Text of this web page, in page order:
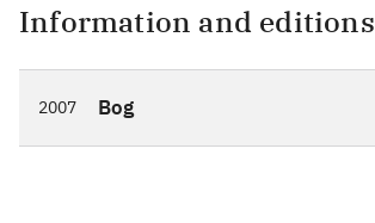
Information and editions
2007 Bog